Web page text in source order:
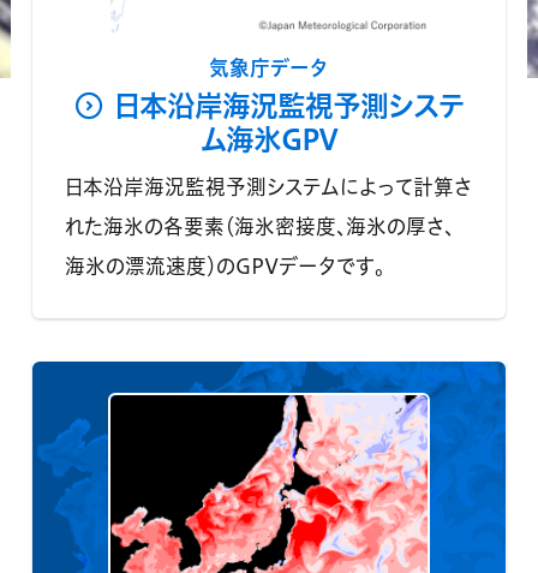
気象庁データ
日本沿岸海況監視予測システ
ム海氷GPV
日本沿岸海況監視予測システムによって計算さ
れた海氷の各要素（海氷密接度、海氷の厚さ、
海氷の漂流速度）のGPVデータです。